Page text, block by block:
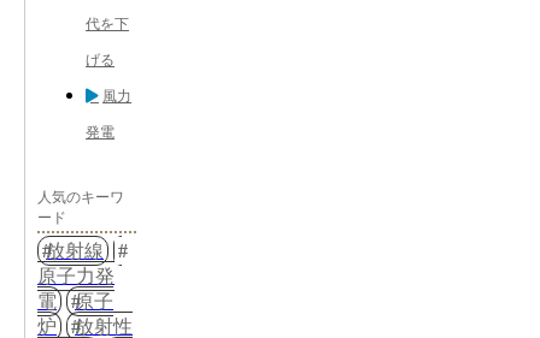
代を下
げる
風力
発電
人気のキーワ
ード
放射線
原子力発
電
原子
炉
放射性